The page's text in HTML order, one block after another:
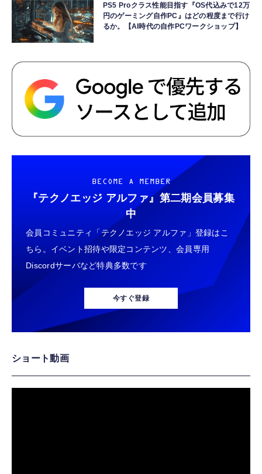
PS5 Proクラス性能目指す『OS代込みで12万
円のゲーミング自作PC』はどの程度まで行け
るか。【AI時代の自作PCワークショップ】
BECOME A MEMBER
『テクノエッジ アルファ』 第二期会員募集
中
会員コミュニティ「テクノエッジ アルファ」登録はこ
ちら。イベント招待や限定コンテンツ、会員専用
Discordサーバなど特典多数です
今すぐ登録
ショート動画